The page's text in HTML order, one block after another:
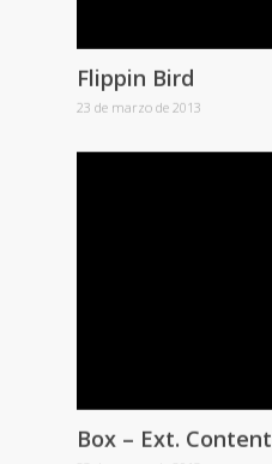
Flippin Bird
23 de marzo de 2013
Box – Ext. Content